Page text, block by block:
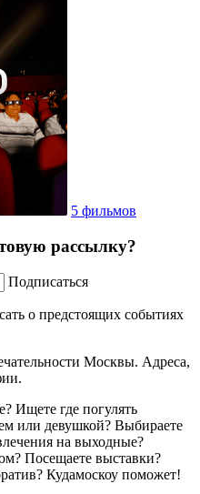
5 фильмов
рассылку?
Подписаться
о предстоящих событиях
Москвы. Адреса,
Ищете где погулять
или девушкой? Выбираете
на выходные?
Посещаете выставки?
Кудамоскоу поможет!